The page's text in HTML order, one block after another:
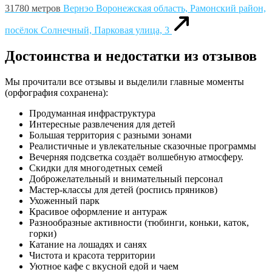
31780 метров Вернэо Воронежская область, Рамонский район,
посёлок Солнечный, Парковая улица, 3
Достоинства и недостатки из отзывов
Мы прочитали все отзывы и выделили главные моменты
(орфография сохранена):
Продуманная инфраструктура
Интересные развлечения для детей
Большая территория с разными зонами
Реалистичные и увлекательные сказочные программы
Вечерняя подсветка создаёт волшебную атмосферу.
Скидки для многодетных семей
Доброжелательный и внимательный персонал
Мастер-классы для детей (роспись пряников)
Ухоженный парк
Красивое оформление и антураж
Разнообразные активности (тюбинги, коньки, каток,
горки)
Катание на лошадях и санях
Чистота и красота территории
Уютное кафе с вкусной едой и чаем